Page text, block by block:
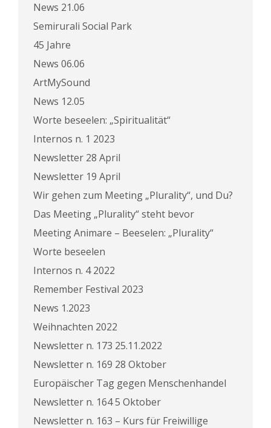
News 21.06
Semirurali Social Park
45 Jahre
News 06.06
ArtMySound
News 12.05
Worte beseelen: „Spiritualität“
Internos n. 1 2023
Newsletter 28 April
Newsletter 19 April
Wir gehen zum Meeting „Plurality“, und Du?
Das Meeting „Plurality“ steht bevor
Meeting Animare – Beeselen: „Plurality“
Worte beseelen
Internos n. 4 2022
Remember Festival 2023
News 1.2023
Weihnachten 2022
Newsletter n. 173 25.11.2022
Newsletter n. 169 28 Oktober
Europäischer Tag gegen Menschenhandel
Newsletter n. 164 5 Oktober
Newsletter n. 163 – Kurs für Freiwillige